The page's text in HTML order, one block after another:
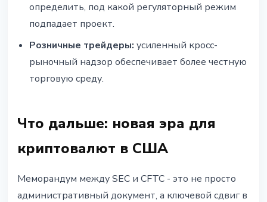
определить, под какой регуляторный режим
подпадает проект.
Розничные трейдеры: усиленный кросс-
рыночный надзор обеспечивает более честную
торговую среду.
Что дальше: новая эра для
криптовалют в США
Меморандум между SEC и CFTC - это не просто
административный документ, а ключевой сдвиг в